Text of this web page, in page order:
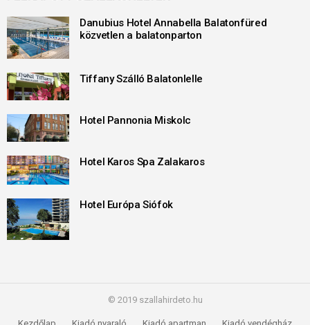
Danubius Hotel Annabella Balatonfüred
közvetlen a balatonparton
Tiffany Szálló Balatonlelle
Hotel Pannonia Miskolc
Hotel Karos Spa Zalakaros
Hotel Európa Siófok
© 2019 szallahirdeto.hu